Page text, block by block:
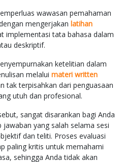
wawasan pemahaman
mengerjakan latihan
implementasi tata bahasa dalam
deskriptif.
ketelitian dalam
melalui materi written
tak terpisahkan dari penguasaan
utuh dan profesional.
sangat disarankan bagi Anda
yang salah selama sesi
dan teliti. Proses evaluasi
paling kritis untuk memahami
sehingga Anda tidak akan